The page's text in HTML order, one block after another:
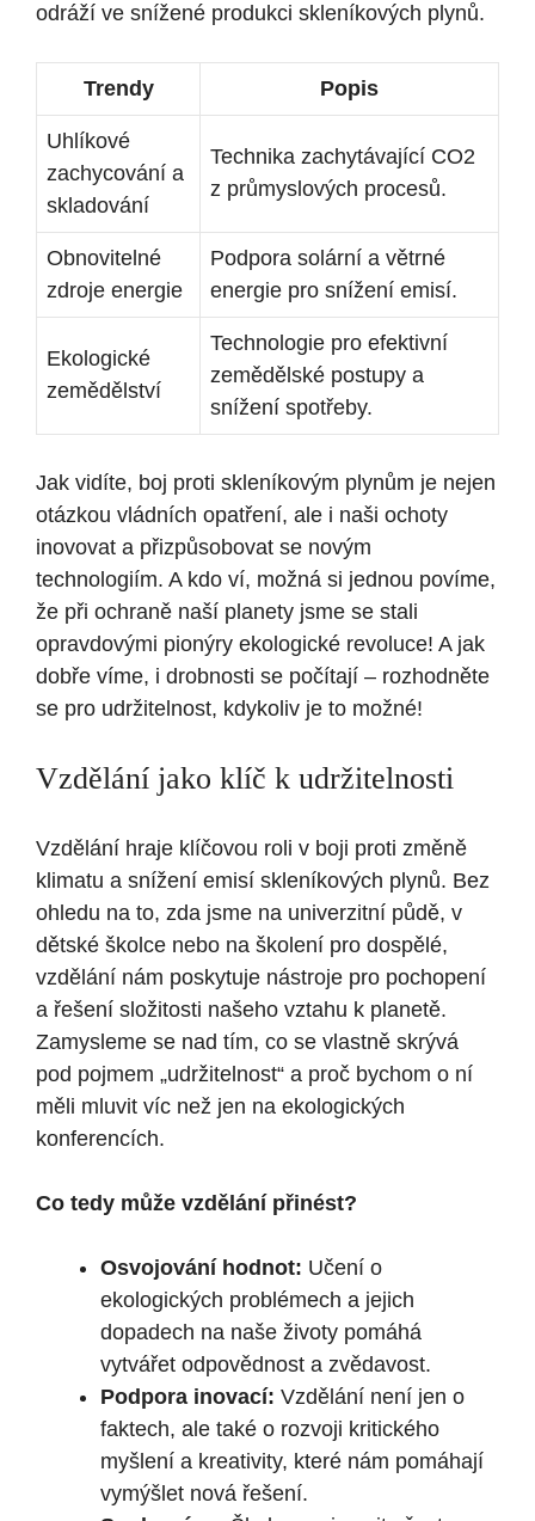
odráží ve snížené produkci skleníkových plynů.
Trendy Popis
Uhlíkové
zachycování a
skladování
Technika zachytávající CO2
z průmyslových procesů.
Obnovitelné
zdroje energie
Podpora solární a větrné
energie pro snížení emisí.
Ekologické
zemědělství
Technologie pro efektivní
zemědělské postupy a
snížení spotřeby.
Jak vidíte, boj proti skleníkovým plynům je nejen
otázkou vládních opatření, ale i naši ochoty
inovovat a přizpůsobovat se novým
technologiím. A kdo ví, možná si jednou povíme,
že při ochraně naší planety jsme se stali
opravdovými pionýry ekologické revoluce! A jak
dobře víme, i drobnosti se počítají – rozhodněte
se pro udržitelnost, kdykoliv je to možné!
Vzdělání jako klíč k udržitelnosti
Vzdělání hraje klíčovou roli v boji proti změně
klimatu a snížení emisí skleníkových plynů. Bez
ohledu na to, zda jsme na univerzitní půdě, v
dětské školce nebo na školení pro dospělé,
vzdělání nám poskytuje nástroje pro pochopení
a řešení složitosti našeho vztahu k planetě.
Zamysleme se nad tím, co se vlastně skrývá
pod pojmem „udržitelnost“ a proč bychom o ní
měli mluvit víc než jen na ekologických
konferencích.
Co tedy může vzdělání přinést?
Osvojování hodnot: Učení o
ekologických problémech a jejich
dopadech na naše životy pomáhá
vytvářet odpovědnost a zvědavost.
Podpora inovací: Vzdělání není jen o
faktech, ale také o rozvoji kritického
myšlení a kreativity, které nám pomáhají
vymýšlet nová řešení.